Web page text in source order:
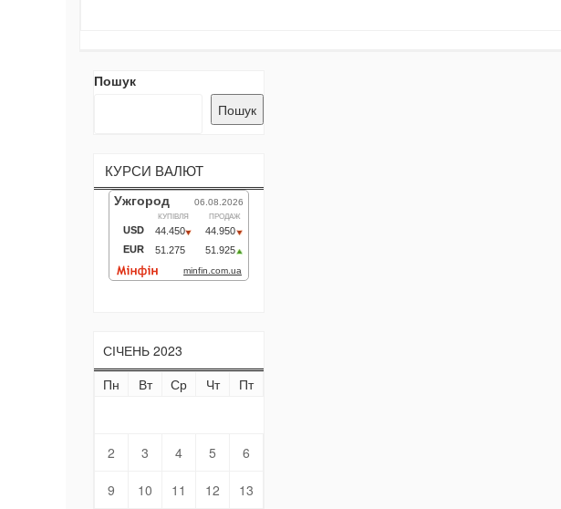
Пошук
Пошук
КУРСИ ВАЛЮТ
СІЧЕНЬ 2023
Пн
Вт Ср Чт Пт
2 3 4 5 6
9 10 11 12 13